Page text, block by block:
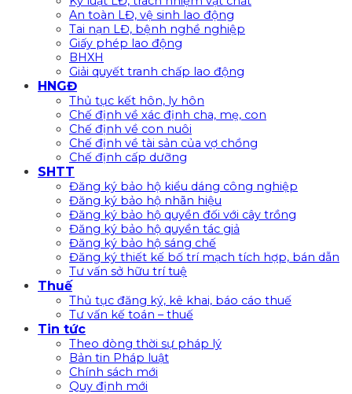
An toàn LĐ, vệ sinh lao động
Tai nạn LĐ, bệnh nghề nghiệp
Giấy phép lao động
BHXH
Giải quyết tranh chấp lao động
HNGĐ
Thủ tục kết hôn, ly hôn
Chế định về xác định cha, mẹ, con
Chế định về con nuôi
Chế định về tài sản của vợ chồng
Chế định cấp dưỡng
SHTT
Đăng ký bảo hộ kiểu dáng công nghiệp
Đăng ký bảo hộ nhãn hiệu
Đăng ký bảo hộ quyền đối với cây trồng
Đăng ký bảo hộ quyền tác giả
Đăng ký bảo hộ sáng chế
Đăng ký thiết kế bố trí mạch tích hợp, bán dẫn
Tư vấn sở hữu trí tuệ
Thuế
Thủ tục đăng ký, kê khai, báo cáo thuế
Tư vấn kế toán – thuế
Tin tức
Theo dòng thời sự pháp lý
Bản tin Pháp luật
Chính sách mới
Quy định mới